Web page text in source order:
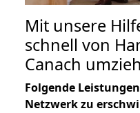
Mit unsere
schnell von
Canach
Folgende
Netzwerk zu